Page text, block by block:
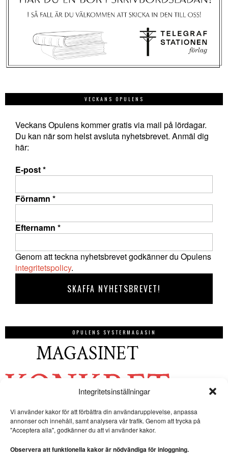
Integritetsinställningar
Vi använder kakor för att förbättra din användarupplevelse, anpassa
annonser och innehåll, samt analysera vår trafik. Genom att trycka på
"Acceptera alla", godkänner du att vi använder kakor.
Observera att funktionella kakor är nödvändiga för inloggning.
VECKANS OPULENS
Veckans Opulens kommer gratis via mail på lördagar.
Du kan när som helst avsluta nyhetsbrevet. Anmäl dig
här:
E-post*
Förnamn *
Efternamn *
Genom att teckna nyhetsbrevet godkänner du Opulens
integritetspolicy.
OPULENS SYSTERMAGASIN